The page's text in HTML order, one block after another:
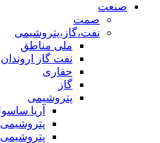
صنعت
صمت
نفت،گاز،پتروشیمی
ملی مناطق
نفت گاز اروندان
حفاری
گاز
پتروشیمی
آریا